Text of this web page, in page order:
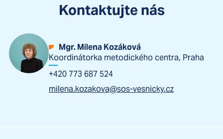
Kontaktujte nás
Mgr. Milena Kozáková
Koordinátorka metodického centra, Praha
+420 773 687 524
milena.kozakova@sos-vesnicky.cz